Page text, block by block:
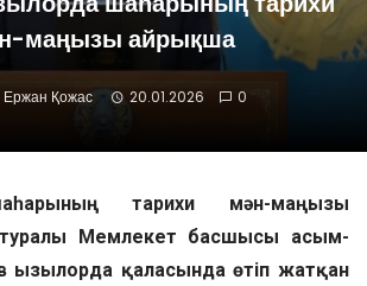
маңызы айрықша
Ержан Қожас 20.01.2026 0
тарихи мән-маңызы
Мемлекет басшысы Қасым-
қаласында өтіп жатқан